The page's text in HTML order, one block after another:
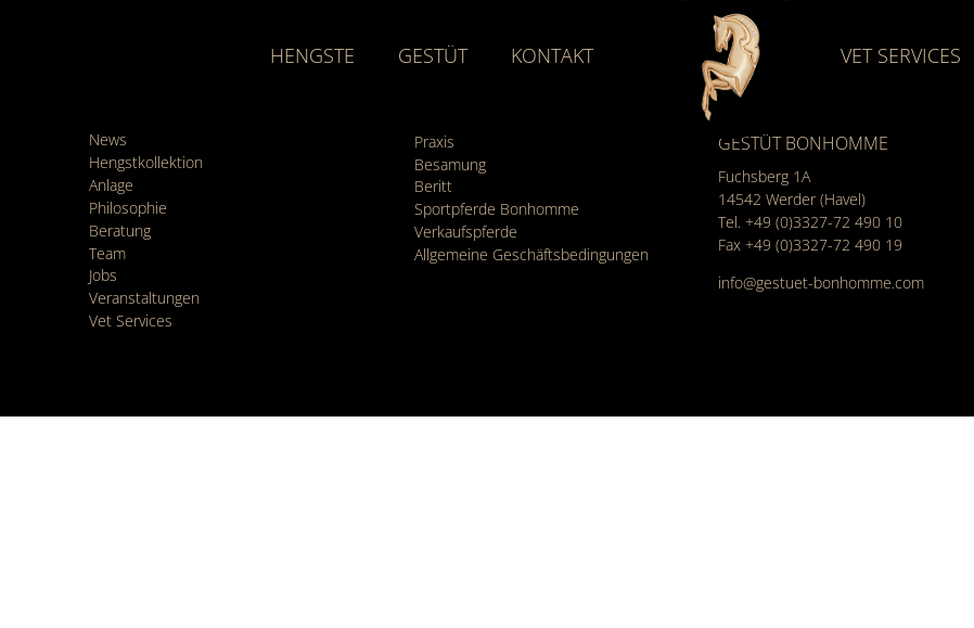
HENGSTE GESTÜT KONTAKT VET SERVICES
News
Hengstkollektion
Anlage
Philosophie
Beratung
Team
Jobs
Veranstaltungen
Vet Services
Praxis
Besamung
Beritt
Sportpferde Bonhomme
Verkaufspferde
Allgemeine Geschäfts­bedingungen
GESTÜT BONHOMME
Fuchsberg 1A
14542 Werder (Havel)
Tel. +49 (0)3327-72 490 10
Fax +49 (0)3327-72 490 19
info@gestuet-bonhomme.com